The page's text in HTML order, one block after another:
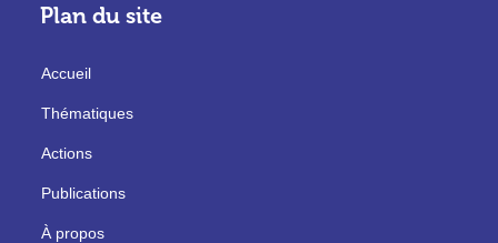
Plan du site
Accueil
Thématiques
Actions
Publications
À propos